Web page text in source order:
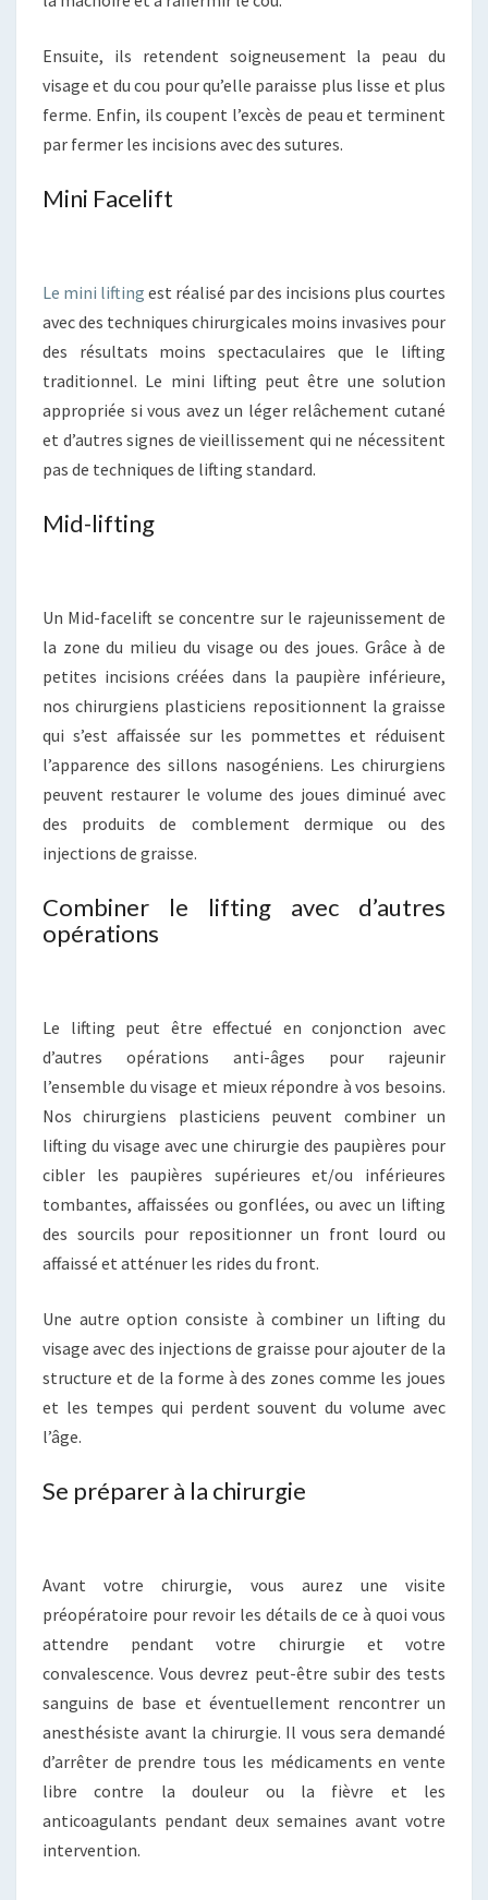
Ensuite, ils retendent soigneusement la peau du
visage et du cou pour qu’elle paraisse plus lisse et plus
ferme. Enfin, ils coupent l’excès de peau et terminent
par fermer les incisions avec des sutures.
Mini Facelift
Le mini lifting est réalisé par des incisions plus courtes
avec des techniques chirurgicales moins invasives pour
des résultats moins spectaculaires que le lifting
traditionnel. Le mini lifting peut être une solution
appropriée si vous avez un léger relâchement cutané
et d’autres signes de vieillissement qui ne nécessitent
pas de techniques de lifting standard.
Mid-lifting
Un Mid-facelift se concentre sur le rajeunissement de
la zone du milieu du visage ou des joues. Grâce à de
petites incisions créées dans la paupière inférieure,
nos chirurgiens plasticiens repositionnent la graisse
qui s’est affaissée sur les pommettes et réduisent
l’apparence des sillons nasogéniens. Les chirurgiens
peuvent restaurer le volume des joues diminué avec
des produits de comblement dermique ou des
injections de graisse.
Combiner le lifting avec d’autres
opérations
Le lifting peut être effectué en conjonction avec
d’autres opérations anti-âges pour rajeunir
l’ensemble du visage et mieux répondre à vos besoins.
Nos chirurgiens plasticiens peuvent combiner un
lifting du visage avec une chirurgie des paupières pour
cibler les paupières supérieures et/ou inférieures
tombantes, affaissées ou gonflées, ou avec un lifting
des sourcils pour repositionner un front lourd ou
affaissé et atténuer les rides du front.
Une autre option consiste à combiner un lifting du
visage avec des injections de graisse pour ajouter de la
structure et de la forme à des zones comme les joues
et les tempes qui perdent souvent du volume avec
l’âge.
Se préparer à la chirurgie
Avant votre chirurgie, vous aurez une visite
préopératoire pour revoir les détails de ce à quoi vous
attendre pendant votre chirurgie et votre
convalescence. Vous devrez peut-être subir des tests
sanguins de base et éventuellement rencontrer un
anesthésiste avant la chirurgie. Il vous sera demandé
d’arrêter de prendre tous les médicaments en vente
libre contre la douleur ou la fièvre et les
anticoagulants pendant deux semaines avant votre
intervention.